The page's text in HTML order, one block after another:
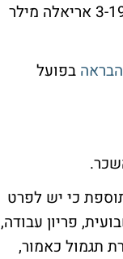
הסכימו לכך, בין במפורש ובין בדרך ההתנהגות על ידי עצם יציאתם לנופש [תבע נד/3-196 אריאלה מילר
הבראה בפועל
לו את הפרטים שיש לכלול בתלוש השכר וקובע בסעיף 5(3) לתוספת כי יש לפרט
פריון עבודה,
תגמול כאמור,